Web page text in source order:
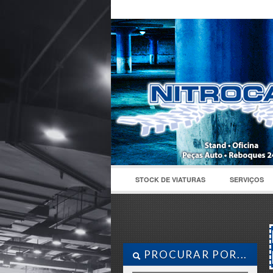
STOCK DE VIATURAS SERVIÇOS
PROCURAR POR...